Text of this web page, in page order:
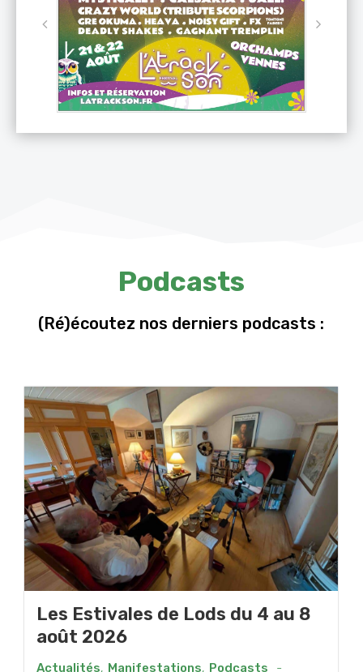
Podcasts
(Ré)écoutez nos derniers podcasts :
Les Estivales de Lods du 4 au 8
août 2026
Actualités, Manifestations, Podcasts
-